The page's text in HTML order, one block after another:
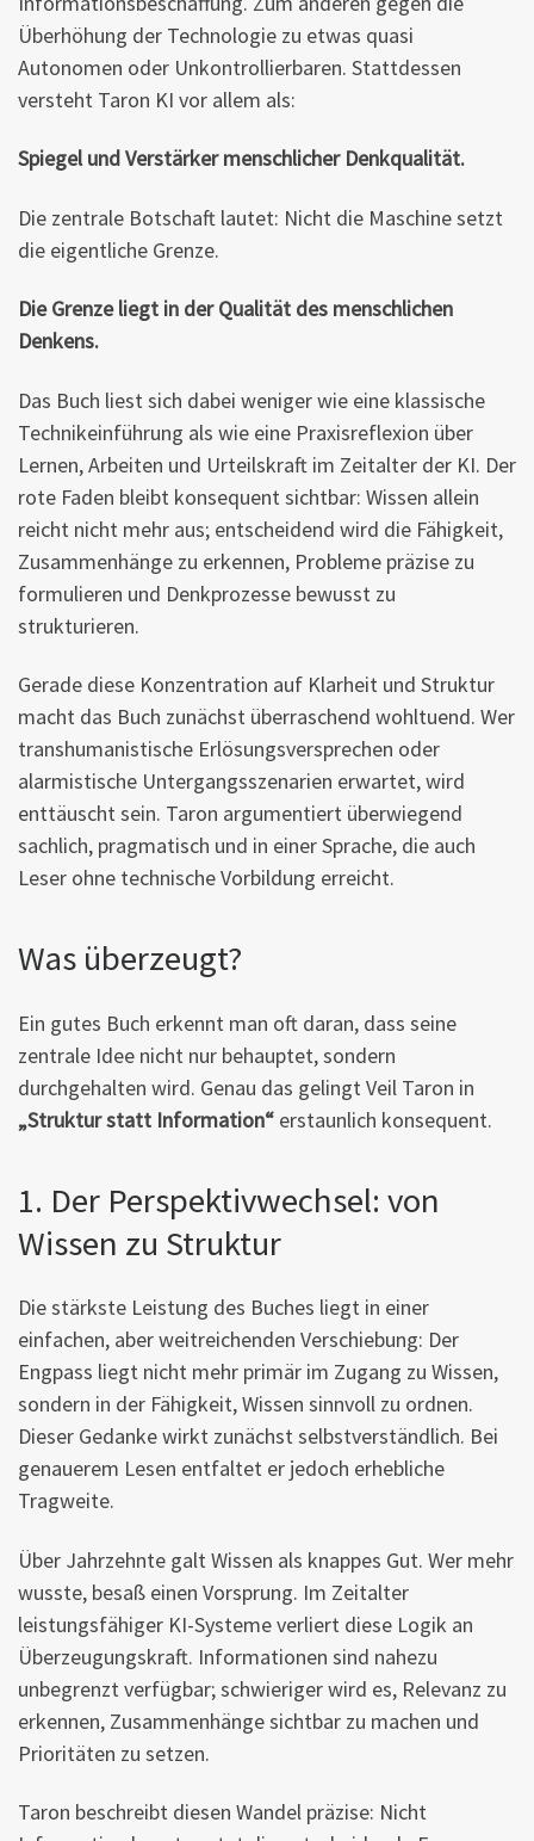
Überhöhung der Technologie zu etwas quasi
Autonomen oder Unkontrollierbaren. Stattdessen
versteht Taron KI vor allem als:
Spiegel und Verstärker menschlicher Denkqualität.
Die zentrale Botschaft lautet: Nicht die Maschine setzt
die eigentliche Grenze.
Die Grenze liegt in der Qualität des menschlichen
Denkens.
Das Buch liest sich dabei weniger wie eine klassische
Technikeinführung als wie eine Praxisreflexion über
Lernen, Arbeiten und Urteilskraft im Zeitalter der KI. Der
rote Faden bleibt konsequent sichtbar: Wissen allein
reicht nicht mehr aus; entscheidend wird die Fähigkeit,
Zusammenhänge zu erkennen, Probleme präzise zu
formulieren und Denkprozesse bewusst zu
strukturieren.
Gerade diese Konzentration auf Klarheit und Struktur
macht das Buch zunächst überraschend wohltuend. Wer
transhumanistische Erlösungsversprechen oder
alarmistische Untergangsszenarien erwartet, wird
enttäuscht sein. Taron argumentiert überwiegend
sachlich, pragmatisch und in einer Sprache, die auch
Leser ohne technische Vorbildung erreicht.
Was überzeugt?
Ein gutes Buch erkennt man oft daran, dass seine
zentrale Idee nicht nur behauptet, sondern
durchgehalten wird. Genau das gelingt Veil Taron in
„Struktur statt Information“ erstaunlich konsequent.
1. Der Perspektivwechsel: von
Wissen zu Struktur
Die stärkste Leistung des Buches liegt in einer
einfachen, aber weitreichenden Verschiebung: Der
Engpass liegt nicht mehr primär im Zugang zu Wissen,
sondern in der Fähigkeit, Wissen sinnvoll zu ordnen.
Dieser Gedanke wirkt zunächst selbstverständlich. Bei
genauerem Lesen entfaltet er jedoch erhebliche
Tragweite.
Über Jahrzehnte galt Wissen als knappes Gut. Wer mehr
wusste, besaß einen Vorsprung. Im Zeitalter
leistungsfähiger KI-Systeme verliert diese Logik an
Überzeugungskraft. Informationen sind nahezu
unbegrenzt verfügbar; schwieriger wird es, Relevanz zu
erkennen, Zusammenhänge sichtbar zu machen und
Prioritäten zu setzen.
Taron beschreibt diesen Wandel präzise: Nicht